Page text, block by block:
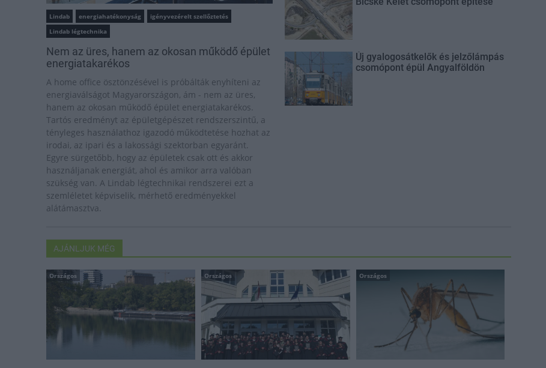
Lindab energiahatékonyság
igényvezérelt szellőztetés
Lindab légtechnika
Nem az üres, hanem az okosan működő épület
energiatakarékos
A home office ösztönzésével is próbálták enyhíteni az
energiaválságot Magyarországon, ám - nem az üres,
hanem az okosan működő épület energiatakarékos.
Tartós eredményt az épületgépészet rendszerszintű, a
tényleges használathoz igazodó működtetése hozhat az
irodai, az ipari és a lakossági szektorban egyaránt.
Egyre sürgetőbb, hogy az épületek csak ott és akkor
használjanak energiát, ahol és amikor arra valóban
szükség van. A Lindab légtechnikai rendszerei ezt a
szemléletet képviselik, mérhető eredményekkel
alátámasztva.
Új gyalogosátkelők és jelzőlámpás
csomópont épül Angyalföldön
AJÁNLJUK MÉG
Országos Országos Országos